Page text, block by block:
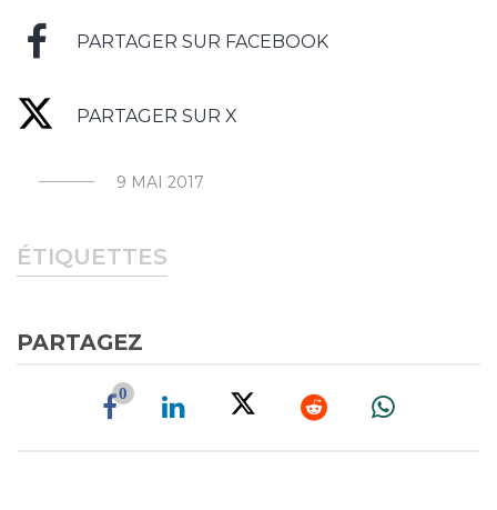
PARTAGER SUR FACEBOOK
PARTAGER SUR X
9 MAI 2017
ÉTIQUETTES
PARTAGEZ
0